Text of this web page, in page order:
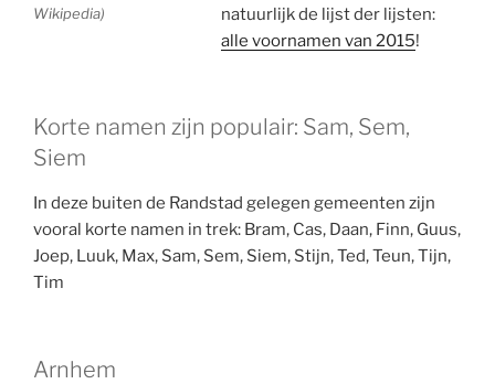
Wikipedia)
natuurlijk de lijst der lijsten:
alle voornamen van 2015!
Korte namen zijn populair: Sam, Sem,
Siem
In deze buiten de Randstad gelegen gemeenten zijn
vooral korte namen in trek: Bram, Cas, Daan, Finn, Guus,
Joep, Luuk, Max, Sam, Sem, Siem, Stijn, Ted, Teun, Tijn,
Tim
Arnhem